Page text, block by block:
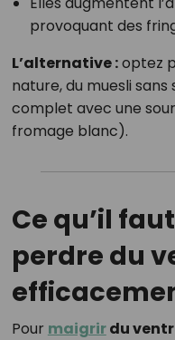
provoquant des
L’alternative :optez
nature, du muesli
complet avec une
fromage blanc).
Ce qu’il
perdre du
Pour maigrirdu